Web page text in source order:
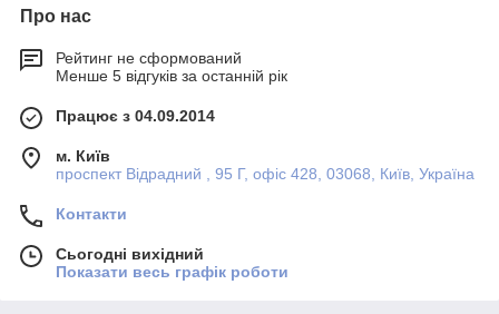
Про нас
Рейтинг не сформований
Менше 5 відгуків за останній рік
Працює з 04.09.2014
м. Київ
проспект Відрадний , 95 Г, офіс 428, 03068, Київ, Україна
Контакти
Сьогодні вихідний
Показати весь графік роботи